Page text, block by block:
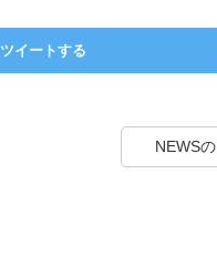
ツイートする
NEWS